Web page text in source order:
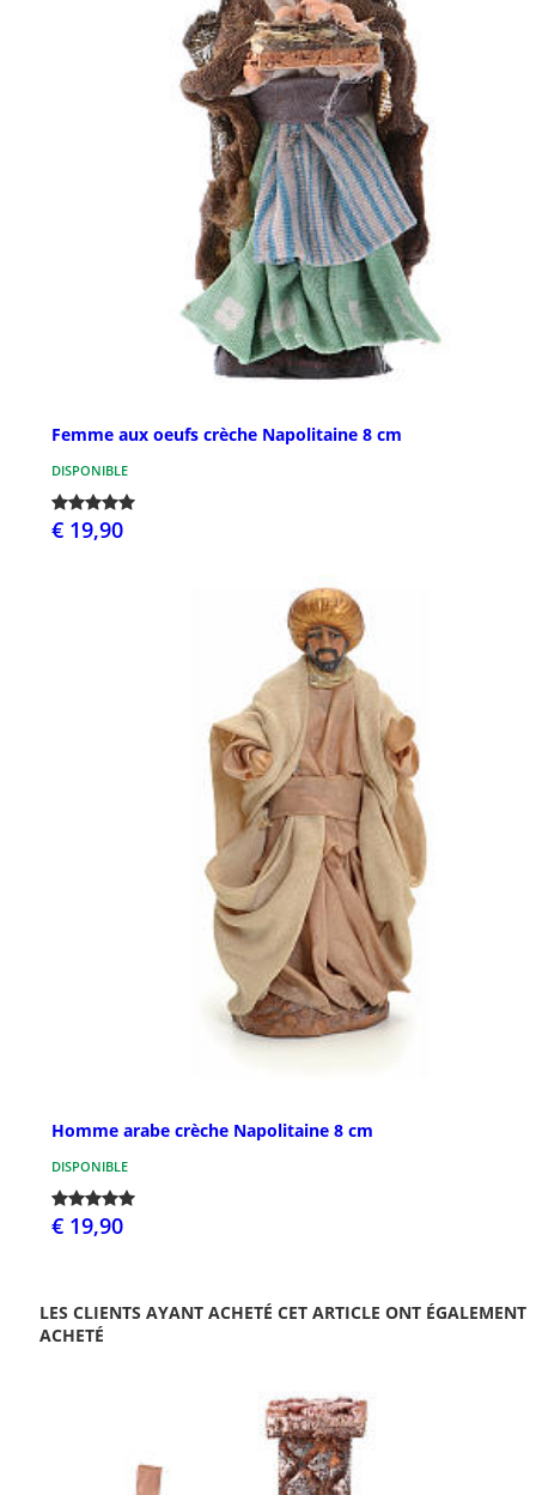
Femme aux oeufs crèche Napolitaine 8 cm
DISPONIBLE
€ 19,90
Homme arabe crèche Napolitaine 8 cm
DISPONIBLE
€ 19,90
LES CLIENTS AYANT ACHETÉ CET ARTICLE ONT ÉGALEMENT
ACHETÉ